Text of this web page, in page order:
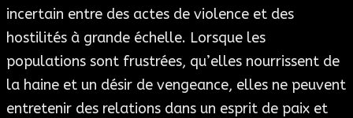
incertain entre des actes de violence et des
hostilités à grande échelle. Lorsque les
populations sont frustrées, qu’elles nourrissent de
la haine et un désir de vengeance, elles ne peuvent
entretenir des relations dans un esprit de paix et